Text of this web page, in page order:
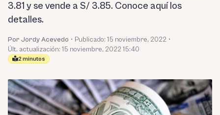
3.81 y se vende a S/ 3.85. Conoce aquí los
detalles.
Por Jordy Acevedo • Publicado: 15 noviembre, 2022 •
Últ. actualización: 15 noviembre, 2022 15:40
2 minutos